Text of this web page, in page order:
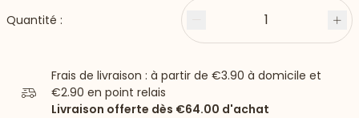
Quantité : Moins 1
Frais de livraison : à partir de €3.90 à domicile et
€2.90 en point relais
Livraison offerte dès €64.00 d'achat